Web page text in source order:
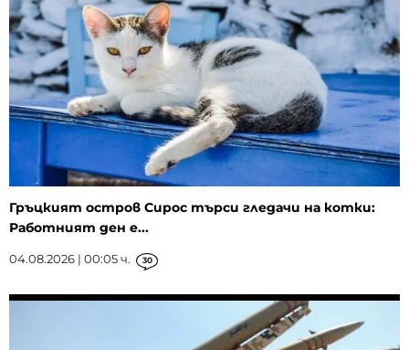
Гръцкият остров Сирос търси гледачи на котки:
Работният ден е...
04.08.2026 | 00:05 ч. 30